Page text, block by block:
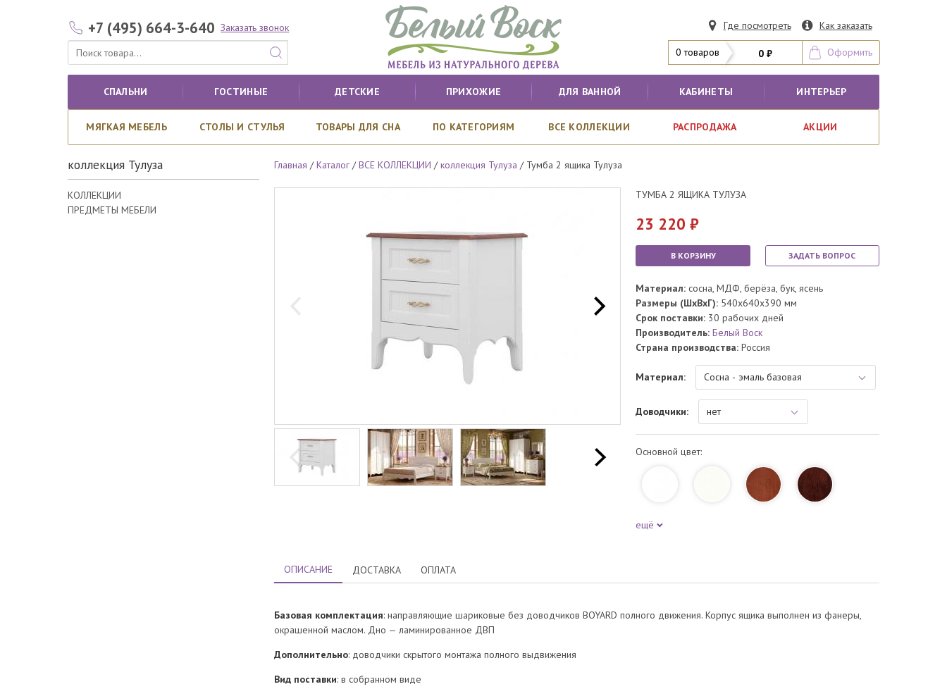
+7 (495) 664-3-640 Заказать звонок Где посмотреть Как заказать
0 товаров 0 ₽ Оформить
СПАЛЬНИ ГОСТИНЫЕ ДЕТСКИЕ ПРИХОЖИЕ ДЛЯ ВАННОЙ КАБИНЕТЫ ИНТЕРЬЕР
МЯГКАЯ МЕБЕЛЬ СТОЛЫ И СТУЛЬЯ ТОВАРЫ ДЛЯ СНА ПО КАТЕГОРИЯМ ВСЕ КОЛЛЕКЦИИ РАСПРОДАЖА АКЦИИ
коллекция Тулуза
КОЛЛЕКЦИИ
ПРЕДМЕТЫ МЕБЕЛИ
Главная /Каталог /ВСЕ КОЛЛЕКЦИИ /коллекция Тулуза / Тумба 2 ящика Тулуза
ТУМБА 2 ЯЩИКА ТУЛУЗА
23 220
В КОРЗИНУ ЗАДАТЬ ВОПРОС
Материал: сосна, МДФ, берёза, бук, ясень
Размеры (ШхВхГ): 540x640x390 мм
Срок поставки: 30 рабочих дней
Производитель:Белый Воск
Страна производства: Россия
Материал:
Доводчики:
Основной цвет:
ещё
ОПИСАНИЕ ДОСТАВКА ОПЛАТА
Базовая комплектация: направляющие шариковые без доводчиков BOYARD полного движения. Корпус ящика выполнен из фанеры,
окрашенной маслом. Дно — ламинированное ДВП
Дополнительно: доводчики скрытого монтажа полного выдвижения
Вид поставки: в собранном виде